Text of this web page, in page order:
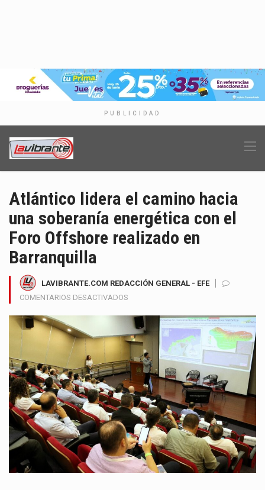
PUBLICIDAD
Atlántico lidera el camino hacia
una soberanía energética con el
Foro Offshore realizado en
Barranquilla
LAVIBRANTE.COM REDACCIÓN GENERAL - EFE
COMENTARIOS DESACTIVADOS
LIDERA
EL
CAMINO
HACIA
UNA
SOBERANÍA
ENERGÉTICA
CON
FORO
OFFSHORE
REALIZADO
EN